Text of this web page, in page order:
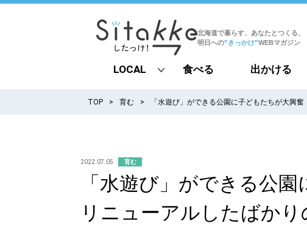
北海道で暮らす、あなたとつくる、
明日への”きっかけ”WEBマガジン
LOCAL
道北
道南
道東
食べる 出かける
TOP 育む 「水遊び」ができる公園に子どもたちが大興
2022.07.05 育む
「水遊び」ができる公
リニューアルしたばか